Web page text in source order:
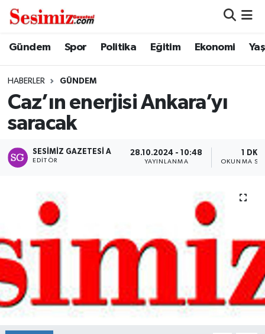
Gündem Spor Politika Eğitim Ekonomi
HABERLER GÜNDEM
Caz’ın enerjisi Ankara’yı
saracak
SESIMIZ GAZETESI A
EDITÖR
28.10.2024 - 10:48
YAYINLANMA
1 DK
OKUNMA
Dünya
Ekonomi
Gündem
Magazin
Politika
Spor
Nöbetçi Eczaneler
Hava Durumu
Namaz Vakitleri
Süper Lig Puan Durumu ve Fikstür
Tüm Manşetler
Son Dakika Haberleri